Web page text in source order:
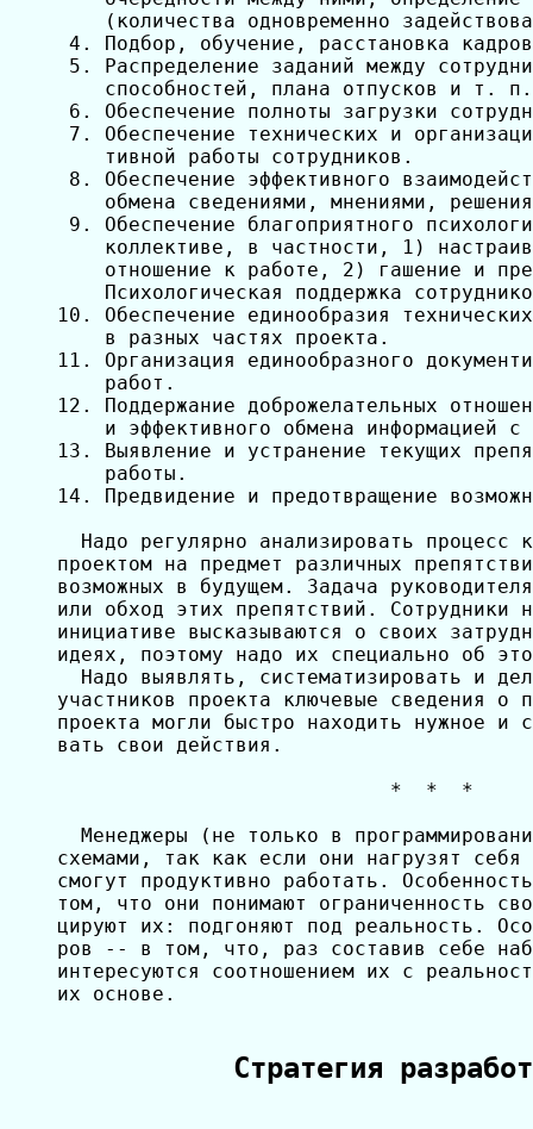
(количества одновременно
4. Подбор, обучение, расстановка
5. Распределение заданий между
    способностей, плана отпусков и т. п.
6. Обеспечение полноты загрузки
7. Обеспечение технических и
    тивной работы сотрудников.
8. Обеспечение эффективного
обмена сведениями, мнениями,
9. Обеспечение благоприятного
коллективе, в частности, 1)
отношение к работе, 2) гашение и
Психологическая поддержка
10. Обеспечение единообразия
    в разных частях проекта.
11. Организация единообразного
    работ.
12. Поддержание доброжелательных
и эффективного обмена информацией с
13. Выявление и устранение текущих
    работы.
14. Предвидение и предотвращение
Надо регулярно анализировать процесс
проектом на предмет различных
возможных в будущем. Задача
или обход этих препятствий. Сотрудники
инициативе высказываются о своих
идеях, поэтому надо их специально об
Надо выявлять, систематизировать и
участников проекта ключевые сведения о
проекта могли быстро находить нужное и
вать свои действия.
                            *  *  *
Менеджеры (не только в
схемами, так как если они нагрузят
смогут продуктивно работать.
том, что они понимают ограниченность
цируют их: подгоняют под реальность.
ров -- в том, что, раз составив себе
интересуются соотношением их с
их основе.
Стратегия